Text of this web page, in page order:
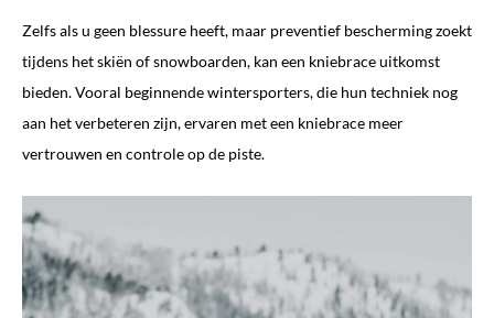
Zelfs als u geen blessure heeft, maar preventief bescherming zoekt
tijdens het skiën of snowboarden, kan een kniebrace uitkomst
bieden. Vooral beginnende wintersporters, die hun techniek nog
aan het verbeteren zijn, ervaren met een kniebrace meer
vertrouwen en controle op de piste.